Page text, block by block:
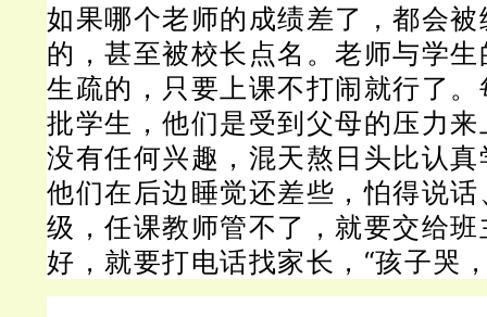
如果哪个老师的成绩差了，都会
的，甚至被校长点名。 老师与学
生疏的，只要上课不打闹就行了。
批学生，他们是受到父母的压力
没有任何兴趣，混天熬日头比认
他们在后边睡觉还差些，怕得说
级，任课教师管不了，就要交给
好，就要打电话找家长，“孩子哭